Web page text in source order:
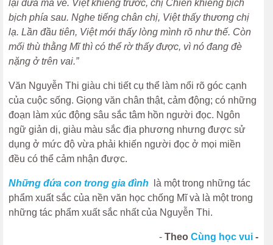
lại đưa má về. Việt khiêng trước, chị Chiến khiêng bịch
bịch phía sau. Nghe tiếng chân chị, Việt thấy thương chị
lạ. Lần đầu tiên, Việt mới thấy lòng mình rõ như thế. Còn
mối thù thằng Mĩ thì có thể rờ thấy được, vì nó đang đè
nặng ở trên vai.”
Văn Nguyễn Thi giàu chi tiết cụ thể làm nổi rõ góc cạnh
của cuộc sống. Giọng văn chân thật, cảm động; có những
đoạn làm xúc động sâu sắc tâm hồn người đọc. Ngôn
ngữ giản dị, giàu màu sắc địa phương nhưng được sử
dụng ở mức độ vừa phải khiến người đọc ở mọi miền
đều có thể cảm nhận được.
Những đứa con trong gia đình là một trong những tác
phẩm xuất sắc của nền văn học chống Mĩ và là một trong
những tác phẩm xuất sắc nhất của Nguyễn Thi.
- Theo Cùng học vui -